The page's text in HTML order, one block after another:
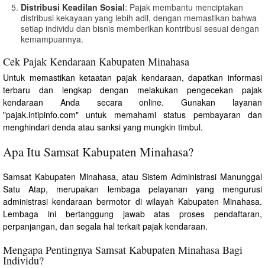
Distribusi Keadilan Sosial: Pajak membantu menciptakan
distribusi kekayaan yang lebih adil, dengan memastikan bahwa
setiap individu dan bisnis memberikan kontribusi sesuai dengan
kemampuannya.
Cek Pajak Kendaraan Kabupaten Minahasa
Untuk memastikan ketaatan pajak kendaraan, dapatkan informasi
terbaru dan lengkap dengan melakukan pengecekan pajak
kendaraan Anda secara online. Gunakan layanan
"pajak.intipinfo.com" untuk memahami status pembayaran dan
menghindari denda atau sanksi yang mungkin timbul.
Apa Itu Samsat Kabupaten Minahasa?
Samsat Kabupaten Minahasa, atau Sistem Administrasi Manunggal
Satu Atap, merupakan lembaga pelayanan yang mengurusi
administrasi kendaraan bermotor di wilayah Kabupaten Minahasa.
Lembaga ini bertanggung jawab atas proses pendaftaran,
perpanjangan, dan segala hal terkait pajak kendaraan.
Mengapa Pentingnya Samsat Kabupaten Minahasa Bagi
Individu?